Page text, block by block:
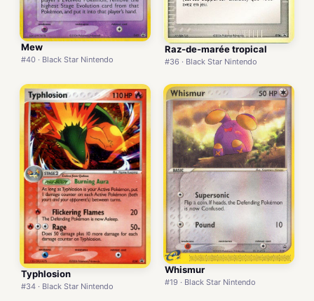
Mew
#40 · Black Star Nintendo
Raz-de-marée tropical
#36 · Black Star Nintendo
Typhlosion
#34 · Black Star Nintendo
Whismur
#19 · Black Star Nintendo